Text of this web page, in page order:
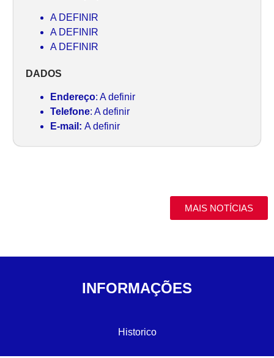
A DEFINIR
A DEFINIR
A DEFINIR
DADOS
Endereço: A definir
Telefone: A definir
E-mail: A definir
MAIS NOTÍCIAS
INFORMAÇÕES
Historico